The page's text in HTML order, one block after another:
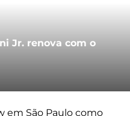
Jr. renova com o